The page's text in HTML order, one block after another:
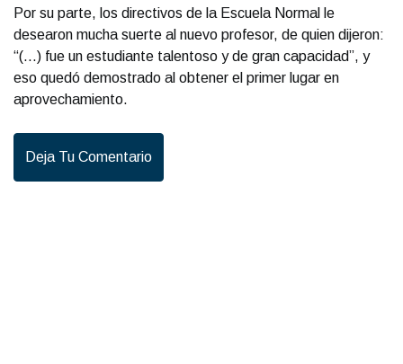
Por su parte, los directivos de la Escuela Normal le
desearon mucha suerte al nuevo profesor, de quien dijeron:
“(…) fue un estudiante talentoso y de gran capacidad”, y
eso quedó demostrado al obtener el primer lugar en
aprovechamiento.
Deja Tu Comentario